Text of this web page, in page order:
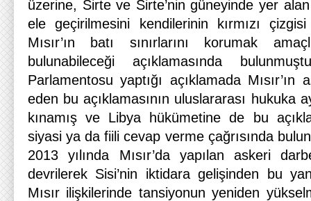
üzerine, Sirte ve Sirte’nin güneyinde yer
ele geçirilmesini kendilerinin kırmızı
Mısır’ın batı sınırlarını korumak
bulunabileceği açıklamasında
Parlamentosu yaptığı açıklamada
eden bu açıklamasının uluslararası hukuka
kınamış ve Libya hükümetine de bu
siyasi ya da fiili cevap verme çağrısında
2013 yılında Mısır’da yapılan askeri
devrilerek Sisi’nin iktidara gelişinden bu
Mısır ilişkilerinde tansiyonun yeniden